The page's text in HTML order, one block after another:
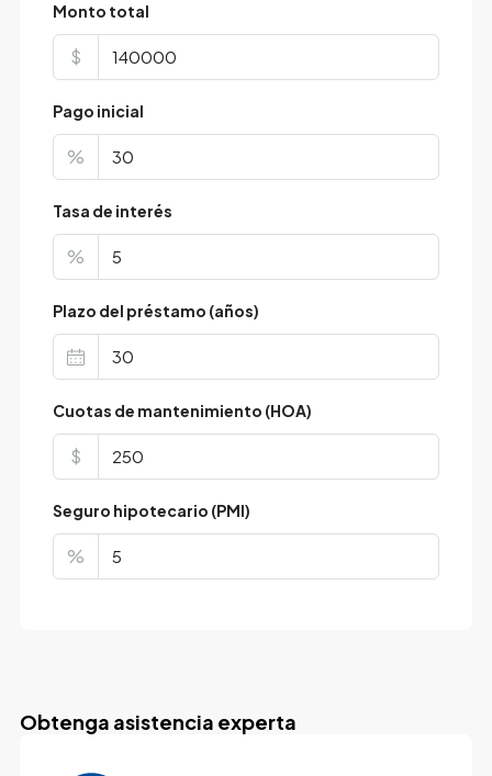
Monto total
$
Pago inicial
%
Tasa de interés
%
Plazo del préstamo (años)
Cuotas de mantenimiento (HOA)
$
Seguro hipotecario (PMI)
%
Obtenga asistencia experta